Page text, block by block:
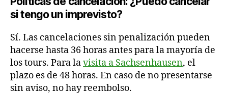
si tengo un imprevisto?
Sí. Las cancelaciones sin penalización pueden
hacerse hasta 36 horas antes para la mayoría de
los tours. Para lavisita a Sachsenhausen, el
plazo es de 48 horas. En caso de no presentarse
sin aviso, no hay reembolso.